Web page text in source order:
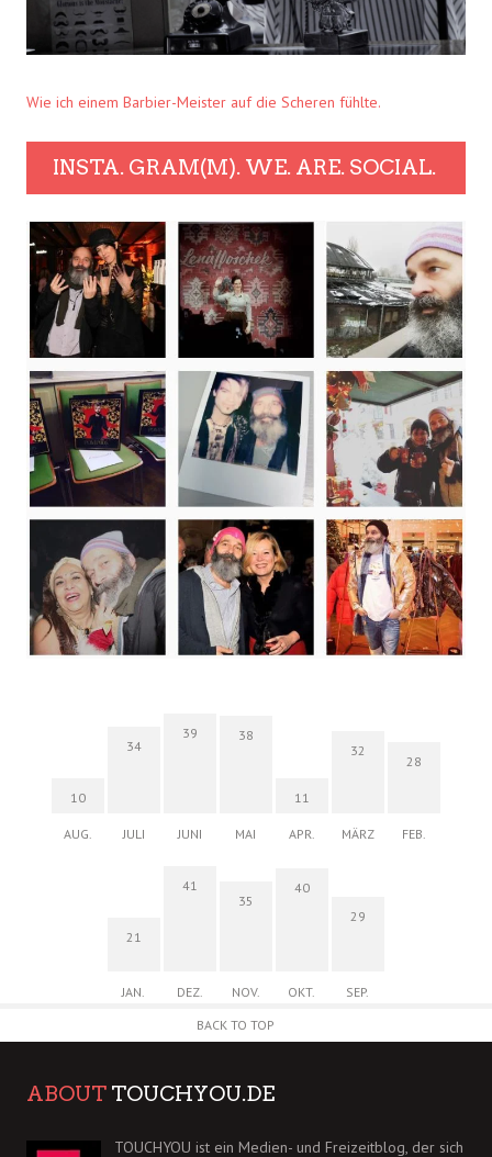
Wie ich einem Barbier-Meister auf die Scheren fühlte.
INSTA. GRAM(M). WE. ARE. SOCIAL.
10
AUG.
34
JULI
39
JUNI
38
MAI
11
APR.
32
MÄRZ
28
FEB.
21
JAN.
41
DEZ.
35
NOV.
40
OKT.
29
SEP.
BACK TO TOP
ABOUT TOUCHYOU.DE
TOUCHYOU ist ein Medien- und Freizeitblog, der sich